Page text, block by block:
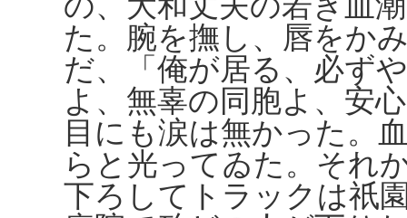
た。腕を撫し、唇をか
だ、「俺が居る、必ず
よ、無辜の同胞よ、安
目にも涙は無かった。
らと光ってゐた。それ
下ろしてトラックは祇